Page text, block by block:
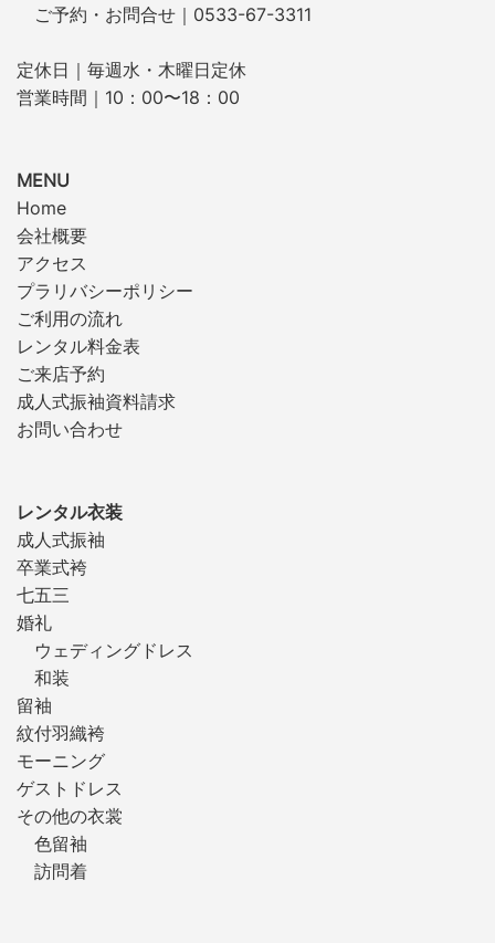
ご予約・お問合せ｜0533-67-3311
定休日｜毎週水・木曜日定休
営業時間｜10：00〜18：00
MENU
Home
会社概要
アクセス
プラリバシーポリシー
ご利用の流れ
レンタル料金表
ご来店予約
成人式振袖資料請求
お問い合わせ
レンタル衣装
成人式振袖
卒業式袴
七五三
婚礼
ウェディングドレス
和装
留袖
紋付羽織袴
モーニング
ゲストドレス
その他の衣裳
色留袖
訪問着